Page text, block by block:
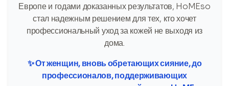
Европе и годами доказанных результатов, HoMEso
стал надежным решением для тех, кто хочет
профессиональный уход за кожей не выходя из
дома.
✨ От женщин, вновь обретающих сияние, до
профессионалов, поддерживающих